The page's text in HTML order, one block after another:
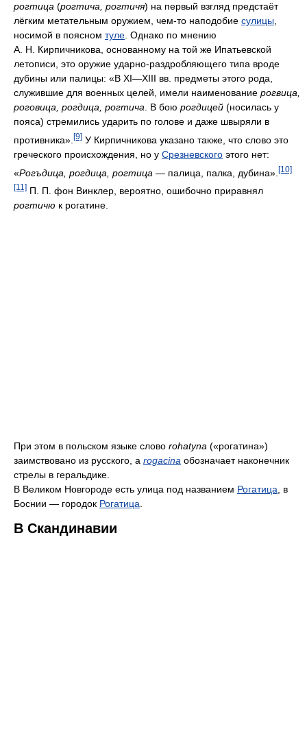
рогтица (рогтича, рогтичя) на первый взгляд предстаёт
лёгким метательным оружием, чем-то наподобие сулицы
носимой в поясном туле . Однако по мнению
А. Н. Кирпичникова, основанному на той же Ипатьевской
летописи, это оружие ударно-раздробляющего типа вроде
дубины или палицы: «В XI—XIII вв. предметы этого рода,
служившие для военных целей, имели наименование рогвица,
роговица, рогдица, рогтича . В бою рогдицей (носилась у
пояса) стремились ударить по голове и даже швыряли в
противника». [9] У Кирпичникова указано также, что слово это
греческого происхождения, но у Срезневского этого нет:
«Рогъдица, рогдица, рогтица — палица, палка, дубина». [10]
[11] П. П. фон Винклер, вероятно, ошибочно приравнял
рогтичю к рогатине.
При этом в польском языке слово rohatyna («рогатина»)
заимствовано из русского, а rogacina обозначает наконечник
стрелы в геральдике.
В Великом Новгороде есть улица под названием Рогатица , в
Боснии — городок Рогатица
В Скандинавии